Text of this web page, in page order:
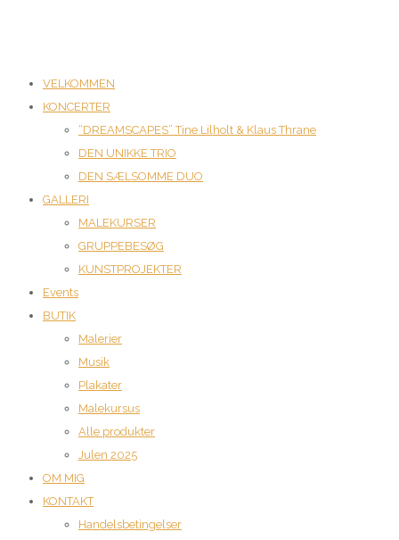
VELKOMMEN
KONCERTER
“DREAMSCAPES” Tine Lilholt & Klaus Thrane
DEN UNIKKE TRIO
DEN SÆLSOMME DUO
GALLERI
MALEKURSER
GRUPPEBESØG
KUNSTPROJEKTER
Events
BUTIK
Malerier
Musik
Plakater
Malekursus
Alle produkter
Julen 2025
OM MIG
KONTAKT
Handelsbetingelser